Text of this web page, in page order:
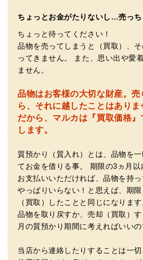
（大阪府門真市）他店ではメール見積
円〜1万程度の見積もりでしたが、こ
もりは倍以上ちがうので利用させて頂
寧で良かったです。
（大阪市東淀川区）出来るだけ安く買
いう不安が最初は有りましたが、面倒
ちょっとお金がたりないし…売っち
ちょっと待ってください！
品物を売ってしまうと（買取）、
ってきません。
また、思い出や愛
ません。
品物はお客様の大切な財産。売
ら、それに越したことはありま
だから、マルカは『買取価格
します。
質預かり（質入れ）とは、品物を
てお金を借りる事。
期限の3ヵ月以
お支払いいただければ、品物を持っ
やっぱりいらない！と思えば、期
（買取）したことと同じになります
品物を取り戻すか、売却（買取）
月の質預かり期間に考えればいいの
当店から連絡したりすることは一切